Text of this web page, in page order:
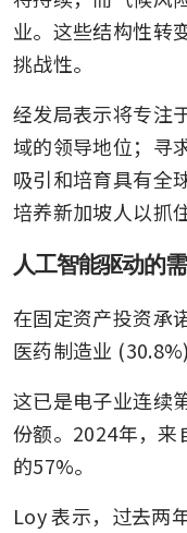
业。这些结构性转
挑战性。
经发局表示将专注
域的领导地位；寻
吸引和培育具有全
培养新加坡人以抓
人工智能驱动的
在固定资产投资承
医药制造业
这已是电子业连续
份额。2024年，来
的57%。
Loy 表示，过去两